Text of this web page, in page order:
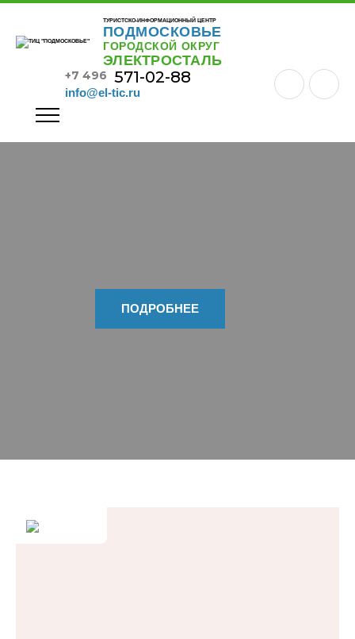
ТУРИСТСКО-ИНФОРМАЦИОННЫЙ ЦЕНТР
ПОДМОСКОВЬЕ
ГОРОДСКОЙ ОКРУГ
ЭЛЕКТРОСТАЛЬ
+7 496 571-02-88
info@el-tic.ru
ПОДРОБНЕЕ